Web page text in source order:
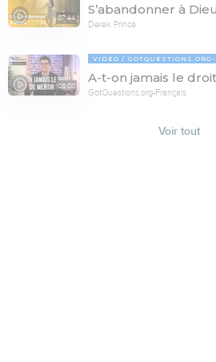
07:44
S’abandonner à Dieu
Derek Prince
03:08
VIDÉO
A-t-on jamais le
GotQuestions.org-Français
Voir tout